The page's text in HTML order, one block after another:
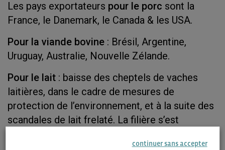
Les pays exportateurs pour le porc sont la
France, le Danemark, le Canada & les USA.
Pour la viande bovine : Brésil, Argentine,
Uruguay, Australie, Nouvelle Zélande.
Pour le lait : baisse des cheptels de vaches
laitières, dans le cadre de mesures de
protection de l’environnement, et à la suite des
scandales de lait frelaté. La filière s’est
continuer sans accepter